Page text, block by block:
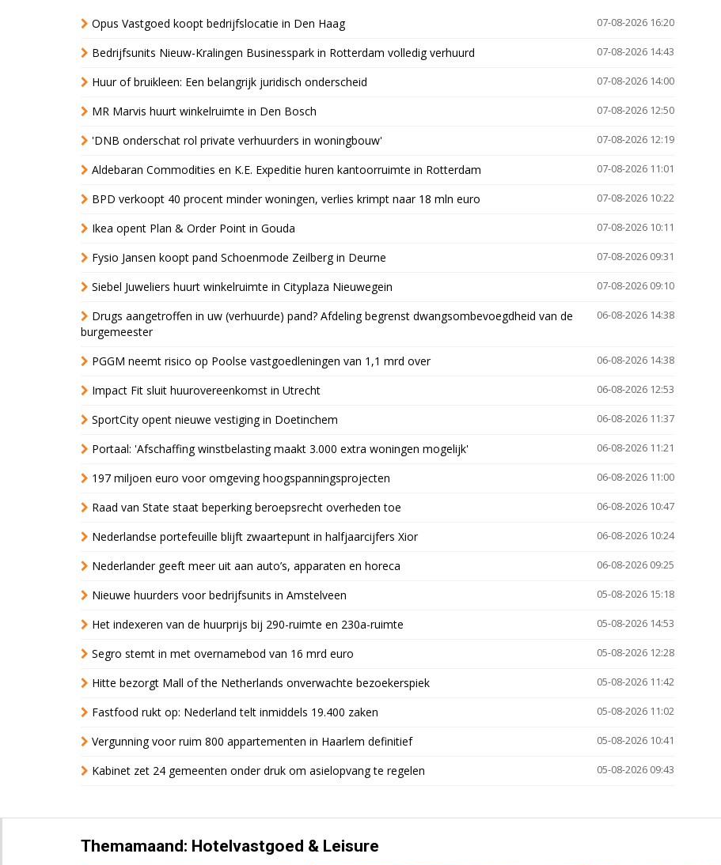
07-08-2026 16:20
Opus Vastgoed koopt bedrijfslocatie in Den Haag
07-08-2026 14:43
Bedrijfsunits Nieuw-Kralingen Businesspark in Rotterdam volledig verhuurd
07-08-2026 14:00
Huur of bruikleen: Een belangrijk juridisch onderscheid
07-08-2026 12:50
MR Marvis huurt winkelruimte in Den Bosch
07-08-2026 12:19
'DNB onderschat rol private verhuurders in woningbouw'
07-08-2026 11:01
Aldebaran Commodities en K.E. Expeditie huren kantoorruimte in Rotterdam
07-08-2026 10:22
BPD verkoopt 40 procent minder woningen, verlies krimpt naar 18 mln euro
07-08-2026 10:11
Ikea opent Plan & Order Point in Gouda
07-08-2026 09:31
Fysio Jansen koopt pand Schoenmode Zeilberg in Deurne
07-08-2026 09:10
Siebel Juweliers huurt winkelruimte in Cityplaza Nieuwegein
06-08-2026 14:38
Drugs aangetroffen in uw (verhuurde) pand? Afdeling begrenst dwangsombevoegdheid van de
burgemeester
06-08-2026 14:38
PGGM neemt risico op Poolse vastgoedleningen van 1,1 mrd over
06-08-2026 12:53
Impact Fit sluit huurovereenkomst in Utrecht
06-08-2026 11:37
SportCity opent nieuwe vestiging in Doetinchem
06-08-2026 11:21
Portaal: 'Afschaffing winstbelasting maakt 3.000 extra woningen mogelijk'
06-08-2026 11:00
197 miljoen euro voor omgeving hoogspanningsprojecten
06-08-2026 10:47
Raad van State staat beperking beroepsrecht overheden toe
06-08-2026 10:24
Nederlandse portefeuille blijft zwaartepunt in halfjaarcijfers Xior
06-08-2026 09:25
Nederlander geeft meer uit aan auto’s, apparaten en horeca
05-08-2026 15:18
Nieuwe huurders voor bedrijfsunits in Amstelveen
05-08-2026 14:53
Het indexeren van de huurprijs bij 290-ruimte en 230a-ruimte
05-08-2026 12:28
Segro stemt in met overnamebod van 16 mrd euro
05-08-2026 11:42
Hitte bezorgt Mall of the Netherlands onverwachte bezoekerspiek
05-08-2026 11:02
Fastfood rukt op: Nederland telt inmiddels 19.400 zaken
05-08-2026 10:41
Vergunning voor ruim 800 appartementen in Haarlem definitief
05-08-2026 09:43
Kabinet zet 24 gemeenten onder druk om asielopvang te regelen
Themamaand: Hotelvastgoed & Leisure